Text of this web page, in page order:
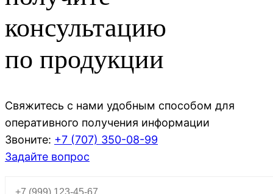
консультацию
по продукции
Свяжитесь с нами удобным способом для
оперативного получения информации
Звоните: +7 (707) 350-08-99
Задайте вопрос